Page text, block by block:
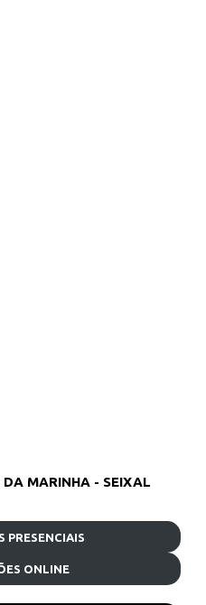
DA MARINHA - SEIXAL
PRESENCIAIS
ONLINE